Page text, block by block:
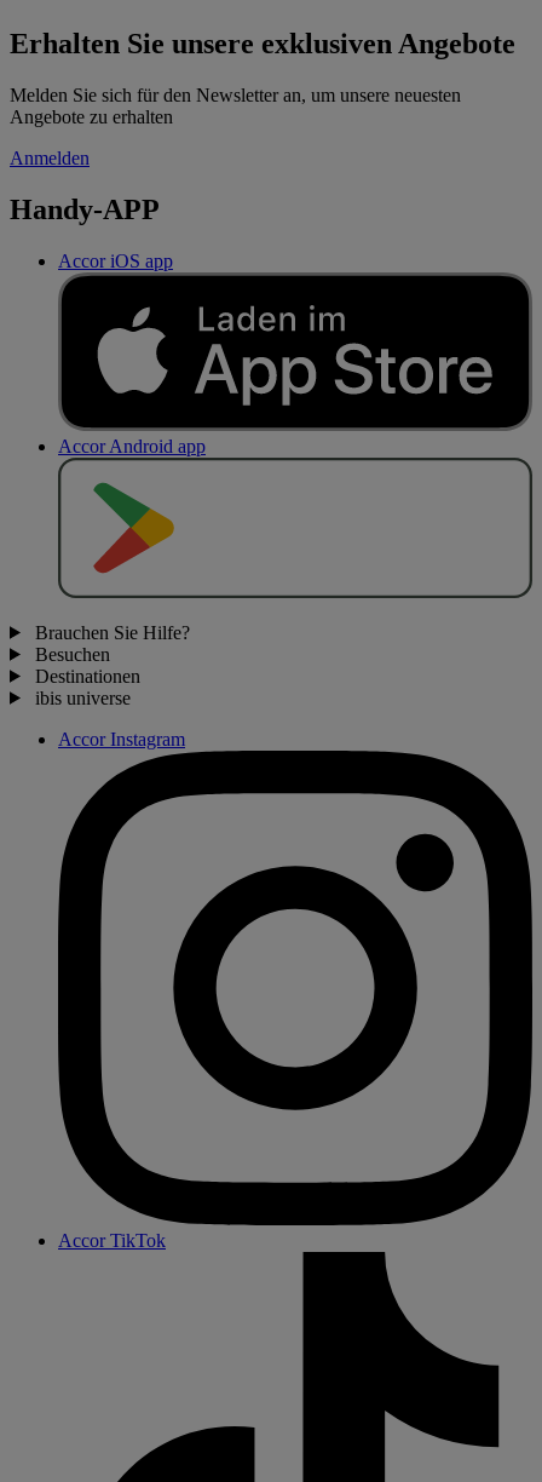
Erhalten Sie unsere exklusiven Angebote
Melden Sie sich für den Newsletter an, um unsere neuesten
Angebote zu erhalten
Anmelden
Handy-APP
Accor iOS app
Accor Android app
Brauchen Sie Hilfe?
Besuchen
Destinationen
ibis universe
Accor Instagram
Accor TikTok